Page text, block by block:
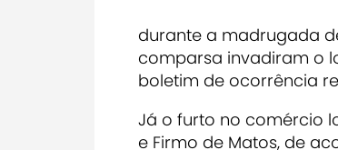
durante a madrugada
comparsa invadiram o
boletim de ocorrência
Já o furto no comércio
e Firmo de Matos, de